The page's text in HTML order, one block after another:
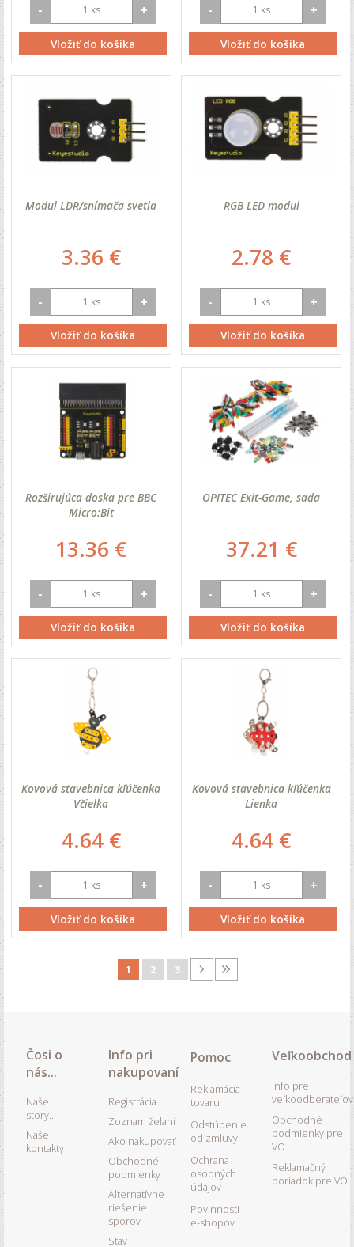
- +
Vložiť do košíka
- +
Vložiť do košíka
Modul LDR/snímača svetla
3.36 €
- +
Vložiť do košíka
RGB LED modul
2.78 €
- +
Vložiť do košíka
Rozširujúca doska pre BBC
Micro:Bit
13.36 €
- +
Vložiť do košíka
OPITEC Exit-Game, sada
37.21 €
- +
Vložiť do košíka
Kovová stavebnica kľúčenka
Včielka
4.64 €
- +
Vložiť do košíka
Kovová stavebnica kľúčenka
Lienka
4.64 €
- +
Vložiť do košíka
1 2 3
Čosi o
nás...
Naše
story...
Naše
kontakty
Info pri
nakupovaní
Registrácia
Zoznam želaní
Ako nakupovať
Obchodné
podmienky
Alternatívne
riešenie
sporov
Stav
Pomoc
Reklamácia
tovaru
Odstúpenie
od zmluvy
Ochrana
osobných
údajov
Povinnosti
e-shopov
Veľkoobchod
Info pre
veľkoodberateľov
Obchodné
podmienky pre
VO
Reklamačný
poriadok pre VO